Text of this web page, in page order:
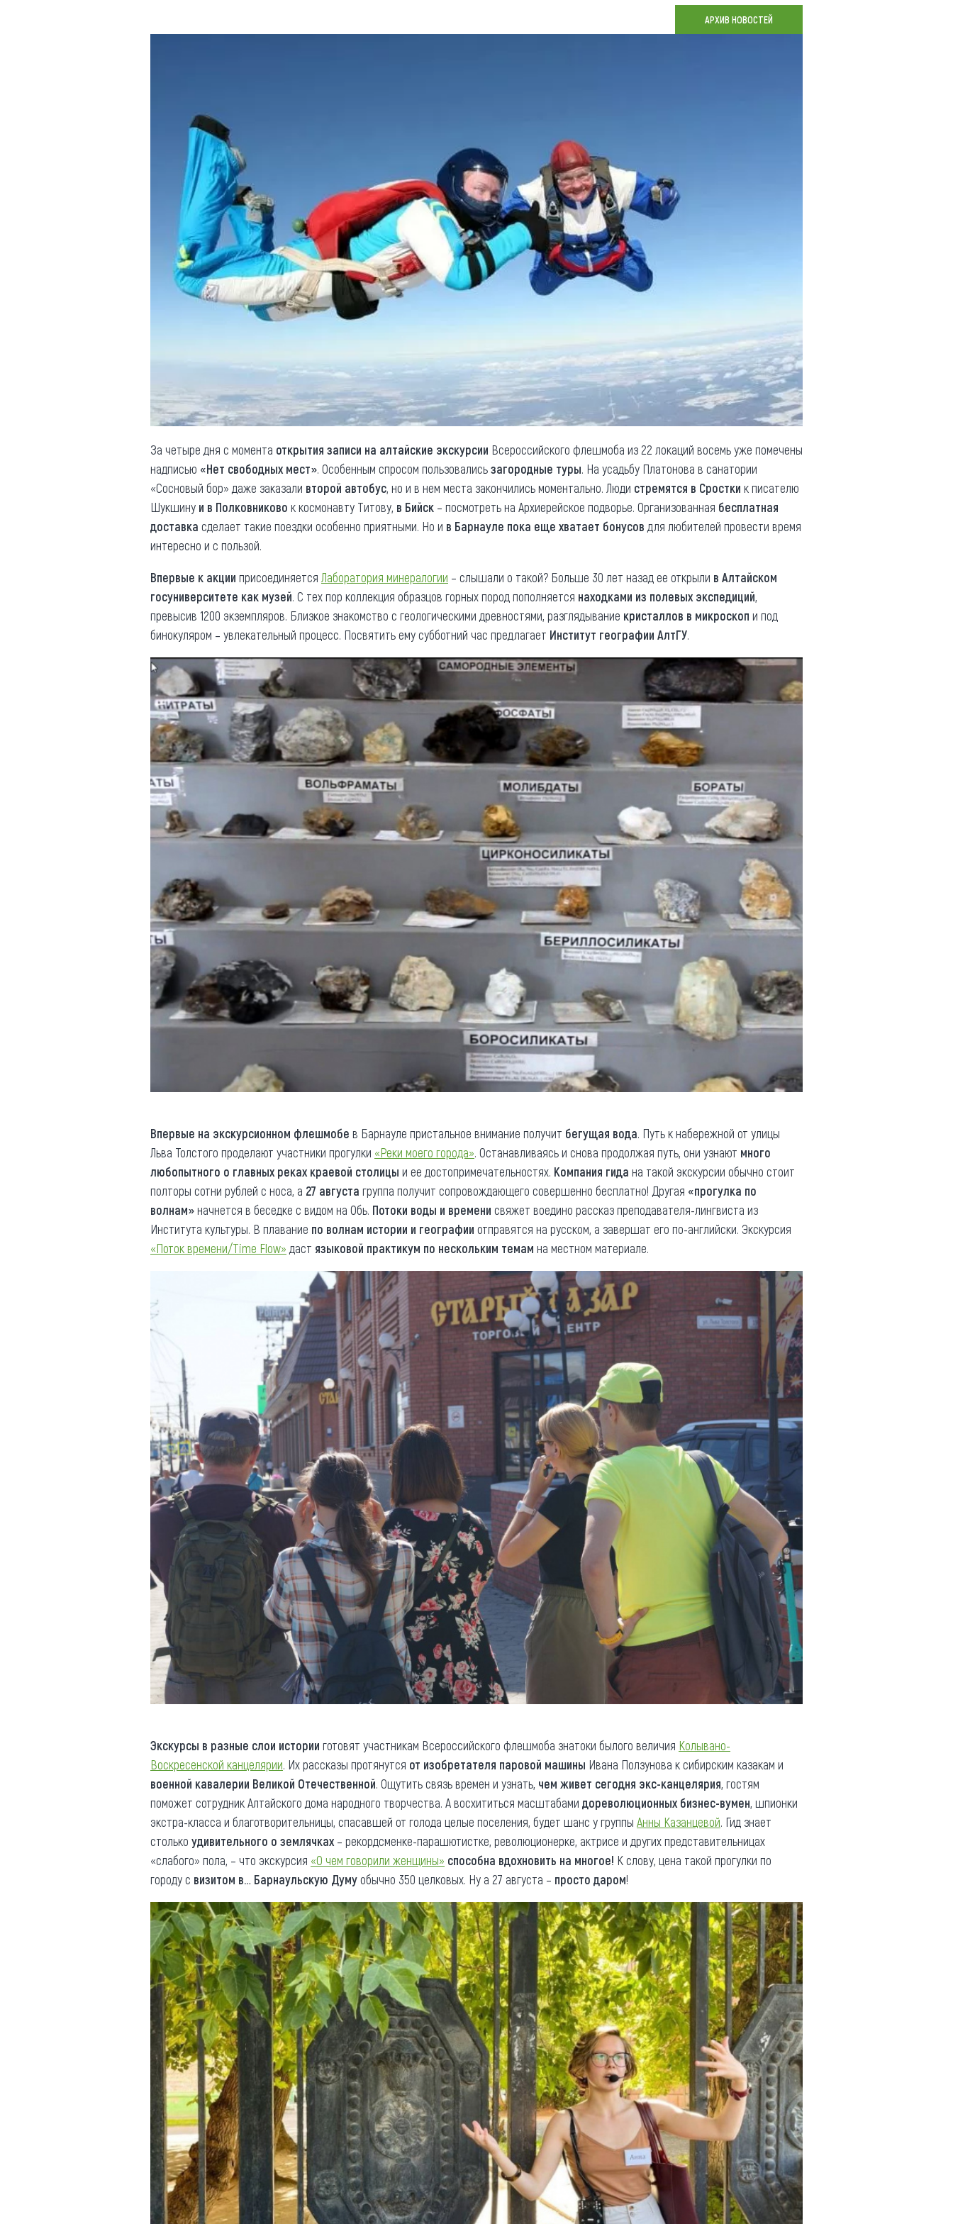
Коллекция впечатлений
агентств Алтайского края
АРХИВ НОВОСТЕЙ
За четыре дня с момента открытия записи на алтайские экскурсии Всероссийского флешмоба из 22 локаций восемь уже помечены
надписью «Нет свободных мест». Особенным спросом пользовалисьзагородные туры. На усадьбу Платонова в санатории
«Сосновый бор» даже заказали второй автобус, но и в нем места закончились моментально. Люди стремятся в Сростки к писателю
Шукшину и в Полковниково к космонавту Титову, в Бийск – посмотреть на Архиерейское подворье. Организованная бесплатная
доставка сделает такие поездки особенно приятными. Но и в Барнауле пока еще хватает бонусов для любителей провести время
интересно и с пользой.
Впервые к акции присоединяется Лаборатория минералогии – слышали о такой? Больше 30 лет назад ее открыли в Алтайском
госуниверситете как музей. С тех пор коллекция образцов горных пород пополняется находками из полевых экспедиций,
превысив 1200 экземпляров. Близкое знакомство с геологическими древностями, разглядывание кристаллов в микроскоп и под
бинокуляром – увлекательный процесс. Посвятить ему субботний час предлагает Институт географии АлтГУ.
Впервые на экскурсионном флешмобе в Барнауле пристальное внимание получит бегущая вода. Путь к набережной от улицы
Льва Толстого проделают участники прогулки «Реки моего города». Останавливаясь и снова продолжая путь, они узнают много
любопытного о главных реках краевой столицы и ее достопримечательностях. Компания гида на такой экскурсии обычно стоит
полторы сотни рублей с носа, а 27 августа группа получит сопровождающего совершенно бесплатно! Другая «прогулка по
волнам»начнется в беседке с видом на Обь. Потоки воды и времени свяжет воедино рассказ преподавателя-лингвиста из
Института культуры. В плавание по волнам истории и географии отправятся на русском, а завершат его по-английски. Экскурсия
«Поток времени/Time Flow» даст языковой практикум по нескольким темам на местном материале.
Экскурсы в разные слои истории готовят участникам Всероссийского флешмоба знатоки былого величия Колывано-
Воскресенской канцелярии. Их рассказы протянутся от изобретателя паровой машины Ивана Ползунова к сибирским казакам и
военной кавалерии Великой Отечественной. Ощутить связь времен и узнать, чем живет сегодня экс-канцелярия, гостям
поможет сотрудник Алтайского дома народного творчества. А восхититься масштабами дореволюционных бизнес-вумен, шпионки
экстра-класса и благотворительницы, спасавшей от голода целые поселения, будет шанс у группы Анны Казанцевой. Гид знает
столько удивительного о землячках – рекордсменке-парашютистке, революционерке, актрисе и других представительницах
«слабого» пола, – что экскурсия «О чем говорили женщины» способна вдохновить на многое! К слову, цена такой прогулки по
городу с визитом в… Барнаульскую Думуобычно 350 целковых. Ну а 27 августа – просто даром!